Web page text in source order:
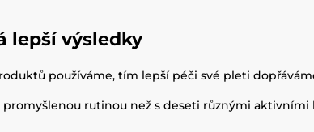
lepší výsledky
používáme, tím lepší péči své pleti
rutinou než s deseti různými